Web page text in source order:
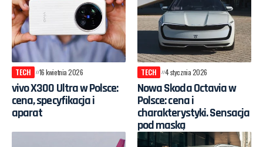
TECH 16 kwietnia 2026
vivo X300 Ultra w Polsce:
cena, specyfikacja i
aparat
TECH 4 stycznia 2026
Nowa Skoda Octavia w
Polsce: cena i
charakterystyki. Sensacja
pod maską